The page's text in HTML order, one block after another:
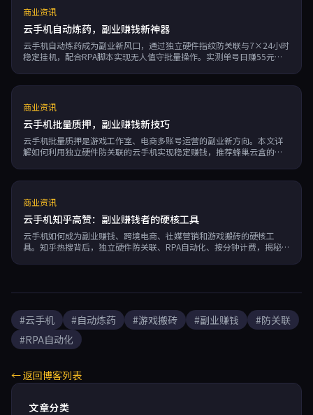
商业资讯
云手机自动炼药，副业赚钱新神器
云手机自动炼药成为副业新风口，通过独立硬件指纹防关联与7×24小时
稳定挂机，配合RPA脚本实现无人值守批量操作。实测单号日赚55元，
商业资讯
云手机批量质押，副业赚钱新技巧
云手机批量质押是游戏工作室、电商多账号运营的副业新方向。本文详
解如何利用独立硬件防关联的云手机实现稳定赚钱，推荐蜂巢云盒的
商业资讯
云手机知乎高赞：副业赚钱者的硬核工具
云手机如何成为副业赚钱、跨境电商、社媒营销和游戏搬砖的硬核工
具。知乎热搜背后，独立硬件防关联、RPA自动化、按分钟计费，揭秘蜂
#云手机 #自动炼药 #游戏搬砖 #副业赚钱
#防关联
#RPA自动化
← 返回博客列表
文章分类